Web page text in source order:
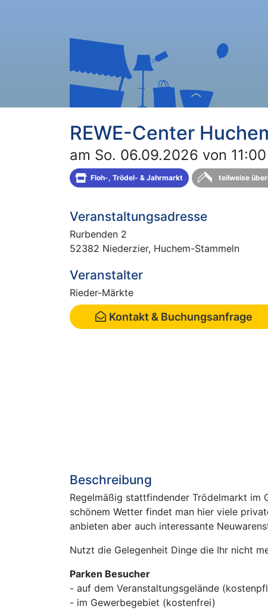
REWE-Center
am So. 06.09.2026 von
Floh-, Trödel- & Jahrmarkt teilweise
Veranstaltungsadresse
Rurbenden 2
52382 Niederzier, Huchem-Stammeln
Veranstalter
Rieder-Märkte
Kontakt & Buchungsanfrage
Beschreibung
Regelmäßig stattfindender Trödelmarkt im
schönem Wetter findet man hier viele
anbieten aber auch interessante
Nutzt die Gelegenheit Dinge die Ihr nicht
Parken Besucher
- auf dem Veranstaltungsgelände
- im Gewerbegebiet (kostenfrei)